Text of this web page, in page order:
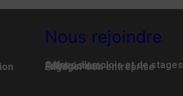
Nous rejoindre
Offres d’emplois et de stages
Adhésion
Faire un don
Engager son entreprise